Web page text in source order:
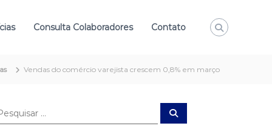
Consulta Colaboradores Contato
Vendas do comércio varejista crescem 0,8% em março
P